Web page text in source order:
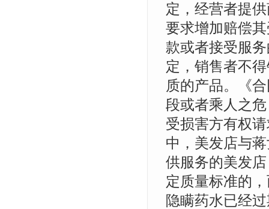
定，经营者提
要求增加赔偿
款或者接受服
定，销售者不
质的产品。《
段或者乘人之
受损害方有权
中，美发店与
供服务的美发
定质量标准的
隐瞒药水已经